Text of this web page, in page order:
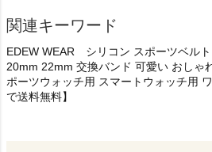
関連キーワード
EDEW WEAR シリコン スポーツベル
20mm 22mm 交換バンド 可愛い おしゃ
ポーツウォッチ用 スマートウォッチ用
で送料無料】